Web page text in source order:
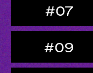
#07
#09